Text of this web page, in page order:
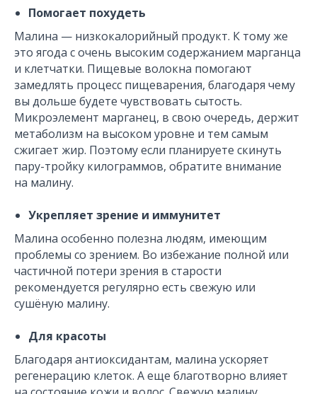
Помогает похудеть
Малина — низкокалорийный продукт. К тому же
это ягода с очень высоким содержанием марганца
и клетчатки. Пищевые волокна помогают
замедлять процесс пищеварения, благодаря чему
вы дольше будете чувствовать сытость.
Микроэлемент марганец, в свою очередь, держит
метаболизм на высоком уровне и тем самым
сжигает жир. Поэтому если планируете скинуть
пару-тройку килограммов, обратите внимание
на малину.
Укрепляет зрение и иммунитет
Малина особенно полезна людям, имеющим
проблемы со зрением. Во избежание полной или
частичной потери зрения в старости
рекомендуется регулярно есть свежую или
сушёную малину.
Для красоты
Благодаря антиоксидантам, малина ускоряет
регенерацию клеток. А еще благотворно влияет